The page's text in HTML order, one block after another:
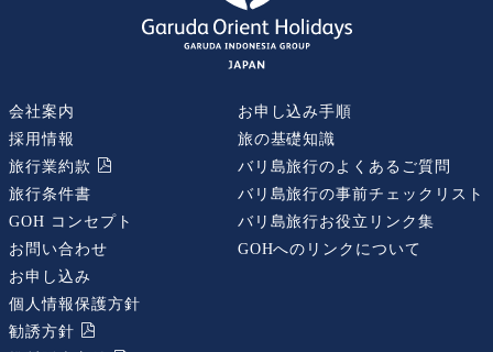
会社案内
採用情報
旅行業約款
旅行条件書
GOH コンセプト
お問い合わせ
お申し込み
個人情報保護方針
勧誘⽅針
お申し込み手順
旅の基礎知識
バリ島旅行のよくあるご質問
バリ島旅行の事前チェックリスト
バリ島旅行お役立リンク集
GOHへのリンクについて